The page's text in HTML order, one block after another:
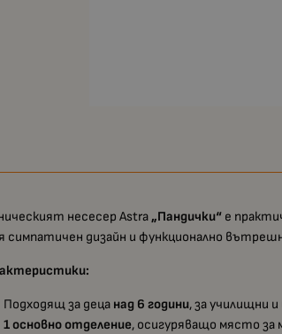
несесер Astra „Пандички“ е
симпатичен дизайн и функционално
Подходящ за деца над 6 години, за училищни
1 основно отделение, осигуряващо място за